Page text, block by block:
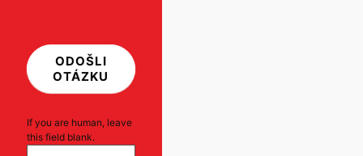
ODOŠLI
OTÁZKU
If you are human, leave
this field blank.